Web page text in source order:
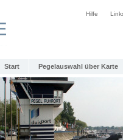
Hilfe
Start Pegelauswahl über Karte